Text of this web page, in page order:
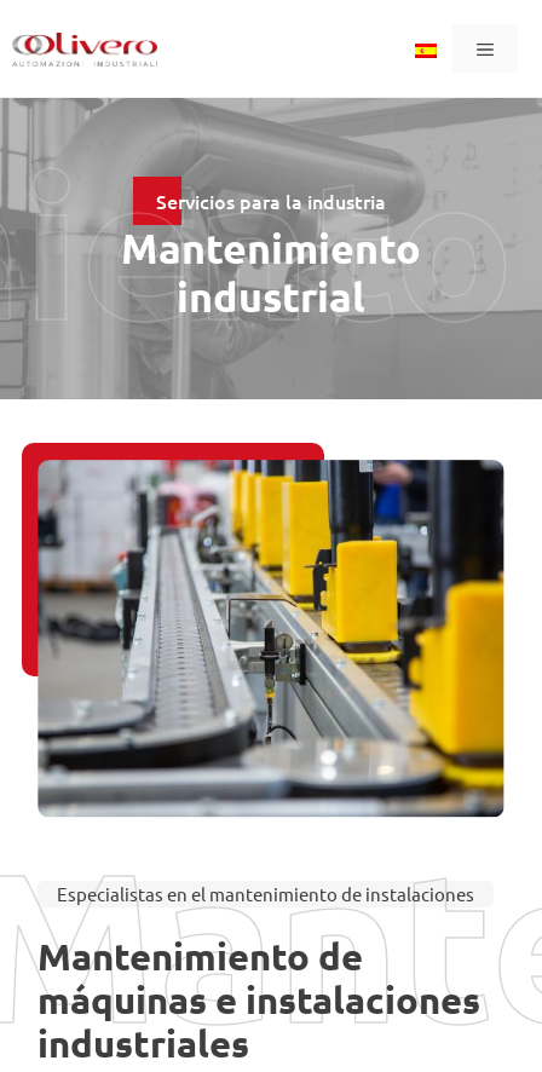
contenido
Servicios para la industria
Mantenimiento
industrial
Especialistas en el mantenimiento de instalaciones
Mantenimiento de
máquinas e instalaciones
industriales